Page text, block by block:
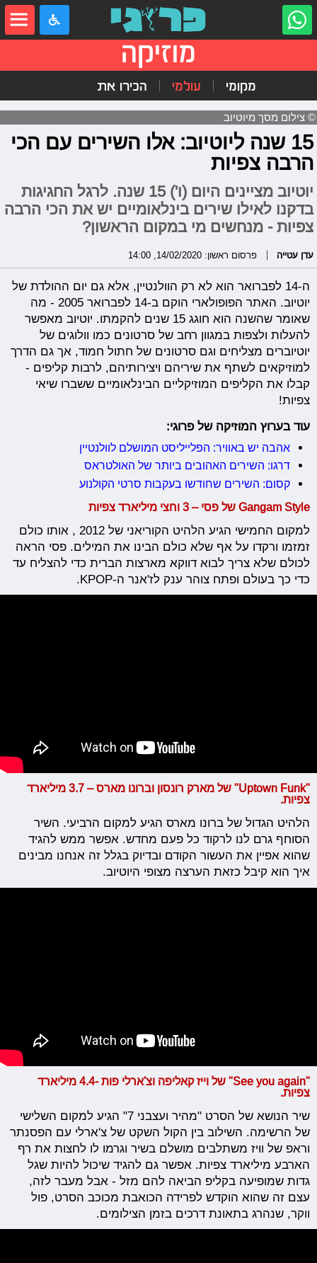
מוזיקה
מקומי עולמי הכירו את
© צילום מסך מיוטיוב
15 שנה ליוטיוב: אלו השירים עם הכי
הרבה צפיות
יוטיוב מציינים היום (ו') 15 שנה. לרגל החגיגות
בדקנו לאילו שירים בינלאומיים יש את הכי הרבה
צפיות - מנחשים מי במקום הראשון?
עדן עטייה פרסום ראשון: 14/02/2020, 14:00
ה-14 לפברואר הוא לא רק הוולנטיין, אלא גם יום ההולדת של
יוטיוב. האתר הפופולארי הוקם ב-14 לפברואר 2005 - מה
שאומר שהשנה הוא חוגג 15 שנים להקמתו. יוטיוב מאפשר
להעלות ולצפות במגוון רחב של סרטונים כמו וולוגים של
יוטיוברים מצליחים וגם סרטונים של חתול חמוד, אך גם הדרך
למוזיקאים לשתף את שיריהם ויצירותיהם, לרבות קליפים -
קבלו את הקליפים המוזיקליים הבינלאומיים ששברו שיאי
צפיות!
עוד בערוץ המוזיקה של פרוגי:
אהבה יש באוויר: הפלייליסט המושלם לוולנטיין
דרגו: השירים האהובים ביותר של האולטראס
קסום: השירים שחודשו בעקבות סרטי הקולנוע
Gangam Style של פסי – 3 וחצי מיליארד צפיות
למקום החמישי הגיע הלהיט הקוריאני של 2012 , אותו כולם
זמזמו ורקדו על אף שלא כולם הבינו את המילים. פסי הראה
לכולם שלא צריך לבוא דווקא מארצות הברית כדי להצליח עד
כדי כך בעולם ופתח צוהר ענק לז'אנר ה-KPOP.
"Uptown Funk" של מארק רונסון וברונו מארס – 3.7 מיליארד
צפיות.
הלהיט הגדול של ברונו מארס הגיע למקום הרביעי. השיר
הסוחף גרם לנו לרקוד כל פעם מחדש. אפשר ממש להגיד
שהוא אפיין את העשור הקודם ובדיוק בגלל זה אנחנו מבינים
איך הוא קיבל כזאת הערצה מצופי היוטיוב.
"See you again" של וייז קאליפה וצ'ארלי פות -4.4 מיליארד
צפיות.
שיר הנושא של הסרט "מהיר ועצבני 7" הגיע למקום השלישי
של הרשימה. השילוב בין הקול השקט של צ'ארלי עם הפסנתר
וראפ של וויז משתלבים מושלם בשיר וגרמו לו לחצות את רף
הארבע מיליארד צפיות. אפשר גם להגיד שיכול להיות שגל
גדות שמופיעה בקליפ הביאה להם מזל - אבל מעבר לזה,
עצם זה שהוא הוקדש לפרידה הכואבת מכוכב הסרט, פול
ווקר, שנהרג בתאונת דרכים בזמן הצילומים.